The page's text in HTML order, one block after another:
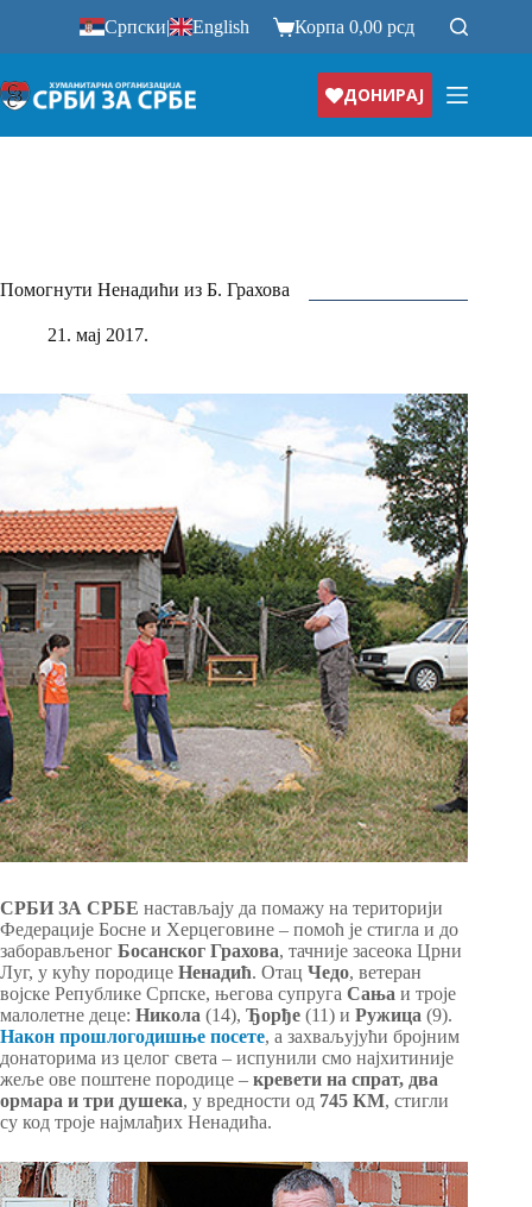
Српски| English Корпа0,00рсд
ДОНИРАЈ
Помогнути Ненадићи из Б. Грахова
21. мај 2017.
СРБИ ЗА СРБЕ настављају да помажу на територији
Федерације Босне и Херцеговине – помоћ је стигла и до
заборављеног Босанског Грахова, тачније засеока Црни
Луг, у кућу породице Ненадић. Oтац Чедо, ветеран
војске Републике Српске, његова супруга Сања и троје
малолетне деце: Никола (14), Ђорђе (11) и Ружица (9).
Након прошлогодишње посете, а захваљујући бројним
донаторима из целог света – испунили смо најхитиније
жеље ове поштене породице – кревети на спрат, два
ормара и три душека, у вредности од 745 КМ, стигли
су код троје најмлађих Ненадића.